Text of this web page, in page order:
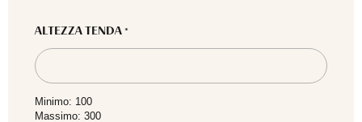
ALTEZZA TENDA*
Minimo: 100
Massimo: 300